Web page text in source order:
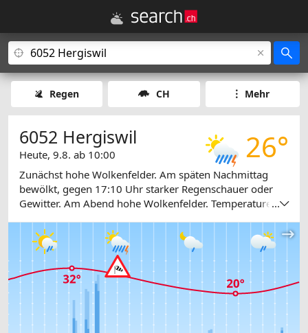
Regen CH Mehr
26°
6052 Hergiswil
Heute, 9.8. ab 10:00
Zunächst hohe Wolkenfelder. Am späten Nachmittag
bewölkt, gegen 17:10 Uhr starker Regenschauer oder
Gewitter. Am Abend hohe Wolkenfelder. Temperaturen...